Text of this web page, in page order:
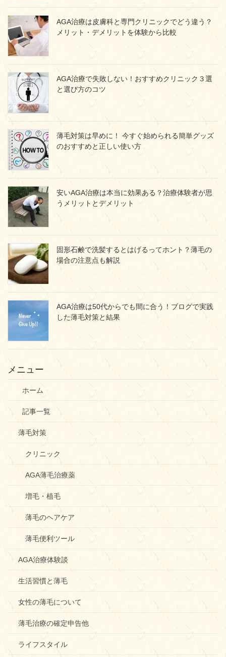
AGA治療は皮膚科と専門クリニックでどう違う？
メリット・デメリットを体験から比較
AGA治療で失敗しない！おすすめクリニック３選
と選び方のコツ
薄毛対策は早めに！ 今すぐ始められる簡単グッズ
のおすすめと正しい使い方
安いAGA治療は本当に効果ある？治療体験者が思
うメリットとデメリット
固形石鹸で洗髪するとはげるってホント？薄毛の
場合の注意点も解説
AGA治療は50代からでも間に合う！ブログで実践
した薄毛対策と結果
メニュー
ホーム
記事一覧
薄毛対策
クリニック
AGA薄毛治療薬
増毛・植毛
薄毛のヘアケア
薄毛便利ツール
AGA治療体験談
生活習慣と薄毛
女性の薄毛について
薄毛治療の確定申告他
ライフスタイル